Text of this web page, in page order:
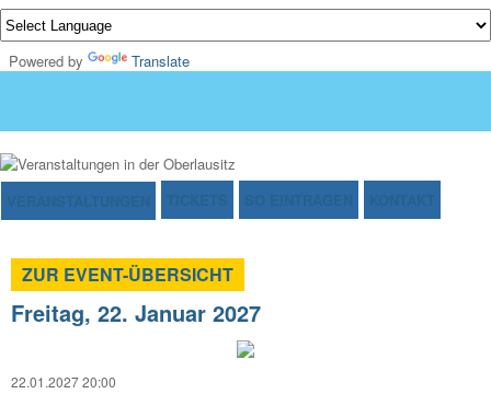
Powered by Translate
VERANSTALTUNGEN TICKETS SO EINTRAGEN KONTAKT
ZUR EVENT-ÜBERSICHT
Freitag, 22. Januar 2027
22.01.2027 20:00